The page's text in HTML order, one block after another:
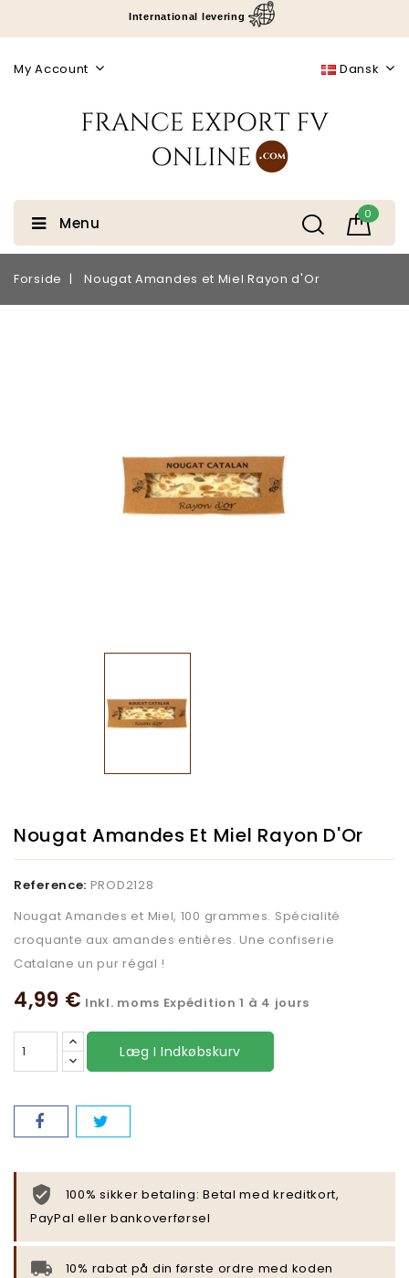
International levering
Dansk
My Account
0
Menu
Forside Nougat Amandes et Miel Rayon d'Or
Nougat Amandes Et Miel Rayon D'Or
Reference: PROD2128
Nougat Amandes et Miel, 100 grammes. Spécialité
croquante aux amandes entières. Une confiserie
Catalane un pur régal !
4,99 € Inkl. moms Expédition 1 à 4 jours
Læg I Indkøbskurv
100% sikker betaling: Betal med kreditkort,
PayPal eller bankoverførsel
10% rabat på din første ordre med koden